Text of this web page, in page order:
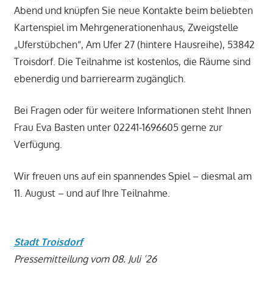
Abend und knüpfen Sie neue Kontakte beim beliebten
Kartenspiel im Mehrgenerationenhaus, Zweigstelle
„Uferstübchen“, Am Ufer 27 (hintere Hausreihe), 53842
Troisdorf. Die Teilnahme ist kostenlos, die Räume sind
ebenerdig und barrierearm zugänglich.
Bei Fragen oder für weitere Informationen steht Ihnen
Frau Eva Basten unter 02241-1696605 gerne zur
Verfügung.
Wir freuen uns auf ein spannendes Spiel – diesmal am
11. August – und auf Ihre Teilnahme.
Stadt Troisdorf
Pressemitteilung vom 08. Juli ’26